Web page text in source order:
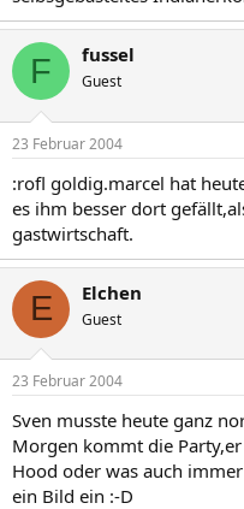
F fussel
Guest
23 Februar 2004
:rofl goldig.marcel hat
es ihm besser dort
gastwirtschaft.
E Elchen
Guest
23 Februar 2004
Sven musste heute ganz
Morgen kommt die
Hood oder was auch
ein Bild ein :-D